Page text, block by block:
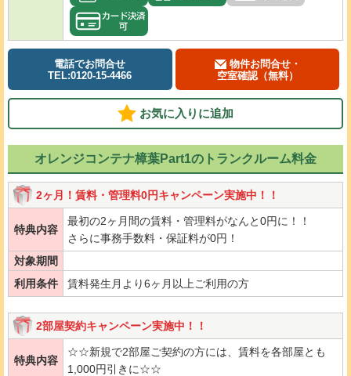
電話でお問合せ
TEL:0120-15-4466
物件お問合せ・
空室確認（無料）
お気に入りに追加
オレンジコンテナ樟葉Part1のトランクルーム料金
2ヶ月！賃料・管理料0円キャンペーン実施中！！
特典内容
最初の2ヶ月間の賃料・管理料がなんと0円に！！
さらに事務手数料・保証料が0円！
対象期間
利用条件
賃料発生月より6ヶ月以上ご利用の方
2部屋契約キャンペーン実施中！！
特典内容
☆☆新規で2部屋ご契約の方には、賃料を各部屋とも
1,000円引きに☆☆